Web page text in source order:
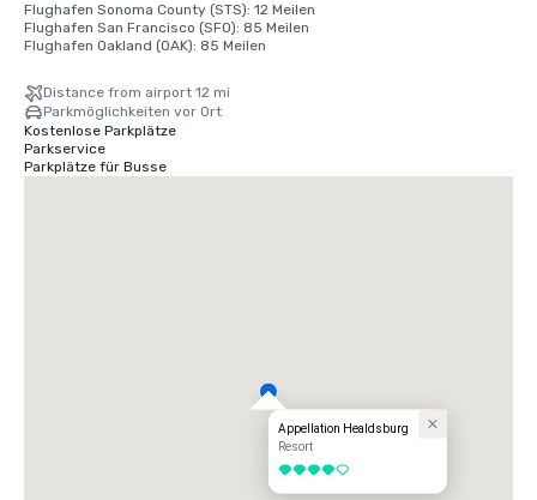
Flughafen Sonoma County (STS): 12 Meilen
Flughafen San Francisco (SFO): 85 Meilen
Flughafen Oakland (OAK): 85 Meilen
Distance from airport 12 mi
Parkmöglichkeiten vor Ort
Kostenlose Parkplätze
Parkservice
Parkplätze für Busse
Appellation Healdsburg
Resort
4 von 5